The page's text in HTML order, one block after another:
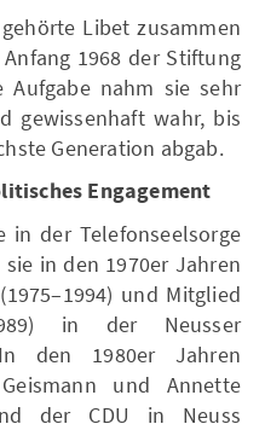
Libet zusammen
1968 der Stiftung
Aufgabe nahm sie sehr
gewissenhaft wahr, bis
Generation abgab.
Engagement
in der Telefonseelsorge
in den 1970er Jahren
und Mitglied
in der Neusser
den 1980er Jahren
und Annette
der CDU in Neuss